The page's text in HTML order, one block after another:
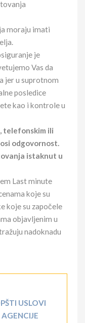
moraju imati
je
Vas da
jer u suprotnom
posledice
kao i kontrole u
telefonskim ili
odgovornost.
istaknut u
Last minute
koje su
koje su započele
objavljenim u
nadoknadu
USLOVI